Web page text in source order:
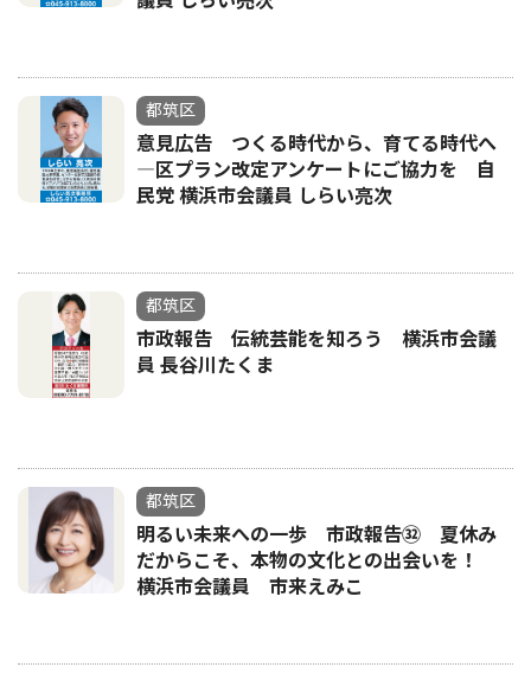
都筑区
意見広告 つくる時代から、育てる時代へ
―区プラン改定アンケートにご協力を 自
民党 横浜市会議員 しらい亮次
都筑区
市政報告 伝統芸能を知ろう 横浜市会議
員 長谷川たくま
都筑区
明るい未来への一歩 市政報告㉜ 夏休み
だからこそ、本物の文化との出会いを！
横浜市会議員 市来えみこ